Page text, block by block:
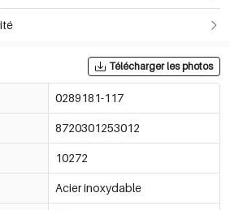
Télécharger les photos
0289181-117
8720301253012
10272
Acier inoxydable